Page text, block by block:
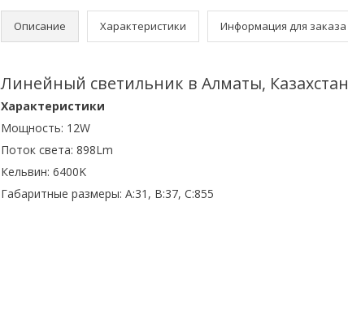
Описание Характеристики Информация для заказа
Линейный светильник в Алматы, Казахстан
Характеристики
Мощность: 12W
Поток света: 898Lm
Кельвин: 6400K
Габаритные размеры: A:31, B:37, C:855